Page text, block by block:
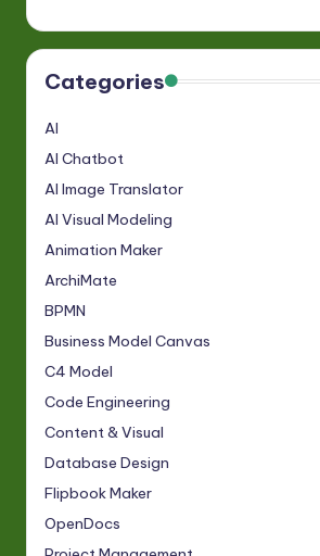
Categories
AI
AI Chatbot
AI Image Translator
AI Visual Modeling
Animation Maker
ArchiMate
BPMN
Business Model Canvas
C4 Model
Code Engineering
Content & Visual
Database Design
Flipbook Maker
OpenDocs